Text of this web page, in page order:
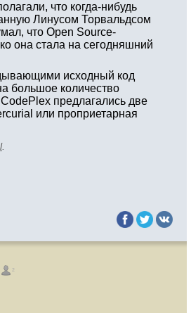
что когда-нибудь
Линусом Торвальдсом
что Open Source-
она стала на сегодняшний
исходный код
большое количество
предлагались две
или проприетарная
.
2